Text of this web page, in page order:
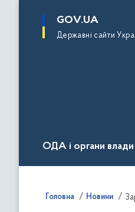
основного
GOV.UA
Державні сайти
ОДА і органи влади
Головна Новини